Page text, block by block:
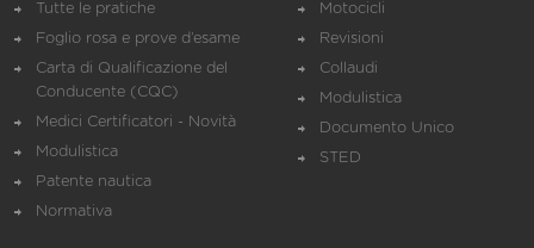
Tutte le pratiche
Foglio rosa e prove d’esame
Carta di Qualificazione del
Conducente (CQC)
Medici Certificatori - Novità
Modulistica
Patente nautica
Normativa
Motocicli
Revisioni
Collaudi
Modulistica
Documento Unico
STED